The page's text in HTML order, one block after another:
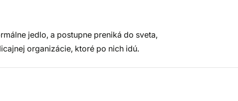
jedlo, a postupne preniká do sveta,
organizácie, ktoré po nich idú.